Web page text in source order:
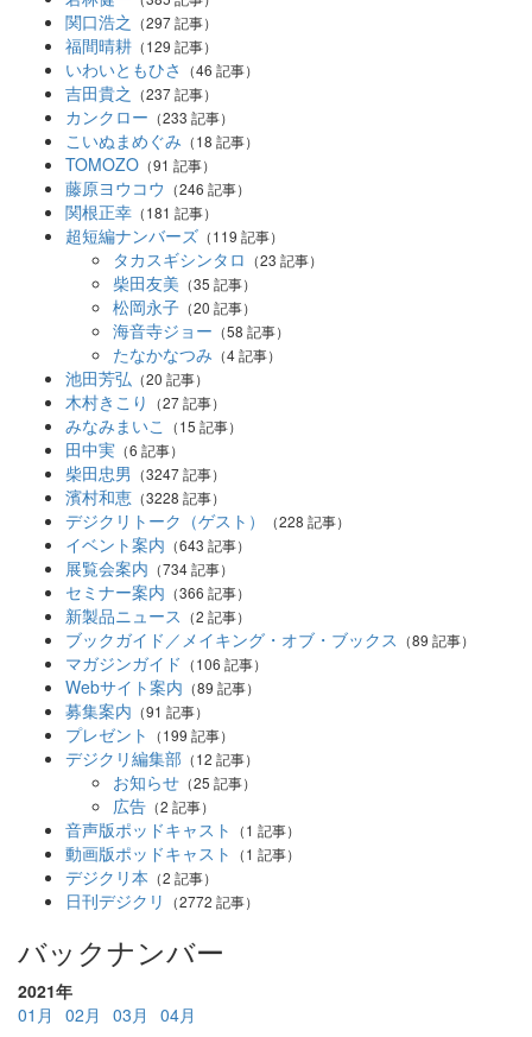
関口浩之 （297 記事）
福間晴耕 （129 記事）
いわいともひさ （46 記事）
吉田貴之 （237 記事）
カンクロー （233 記事）
こいぬまめぐみ （18 記事）
TOMOZO （91 記事）
藤原ヨウコウ （246 記事）
関根正幸 （181 記事）
超短編ナンバーズ （119 記事）
タカスギシンタロ （23 記事）
柴田友美 （35 記事）
松岡永子 （20 記事）
海音寺ジョー （58 記事）
たなかなつみ （4 記事）
池田芳弘 （20 記事）
木村きこり （27 記事）
みなみまいこ （15 記事）
田中実 （6 記事）
柴田忠男 （3247 記事）
濱村和恵 （3228 記事）
デジクリトーク（ゲスト） （228 記事）
イベント案内 （643 記事）
展覧会案内 （734 記事）
セミナー案内 （366 記事）
新製品ニュース （2 記事）
ブックガイド／メイキング・オブ・ブックス （89 記事）
マガジンガイド （106 記事）
Webサイト案内 （89 記事）
募集案内 （91 記事）
プレゼント （199 記事）
デジクリ編集部 （12 記事）
お知らせ （25 記事）
広告 （2 記事）
音声版ポッドキャスト （1 記事）
動画版ポッドキャスト （1 記事）
デジクリ本 （2 記事）
日刊デジクリ （2772 記事）
バックナンバー
2021年
01月
02月 03月
04月